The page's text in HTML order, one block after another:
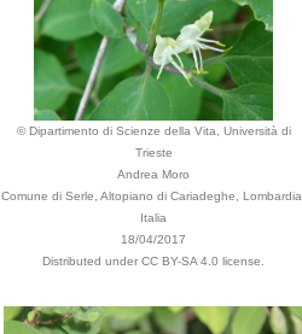
© Dipartimento di Scienze della Vita, Università di
Trieste
Andrea Moro
Comune di Serle, Altopiano di Cariadeghe, Lombardia,
Italia
18/04/2017
Distributed under CC BY-SA 4.0 license.